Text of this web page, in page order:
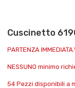
Cuscinetto
PARTENZA
NESSUNO minimo
54 Pezzi disponibili a